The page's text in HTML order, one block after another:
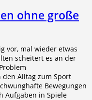
ohne große
vor, mal wieder etwas
scheitert es an der
Alltag zum Sport
Bewegungen
Aufgaben in Spiele